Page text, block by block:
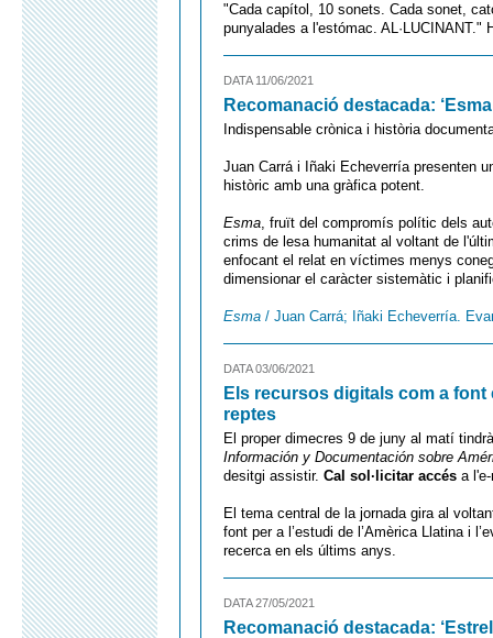
"Cada capítol, 10 sonets. Cada sonet,
punyalades a l'estómac. AL·LUCINANT."
DATA 11/06/2021
Recomanació destacada:
Indispensable crònica i història
Juan Carrá i Iñaki Echeverría presenten
històric amb una gràfica potent.
Esma, fruït del compromís polític dels
crims de lesa humanitat al voltant de
enfocant el relat en víctimes menys
dimensionar el caràcter sistemàtic i
Esma / Juan Carrá; Iñaki Echeverría.
DATA 03/06/2021
Els recursos digitals com a
reptes
El proper dimecres 9 de juny al matí
Información y Documentación sobre
desitgi assistir. Cal sol·licitar accés a
El tema central de la jornada gira al
font per a l’estudi de l’Amèrica Llatina i
recerca en els últims anys.
DATA 27/05/2021
Recomanació destacada: